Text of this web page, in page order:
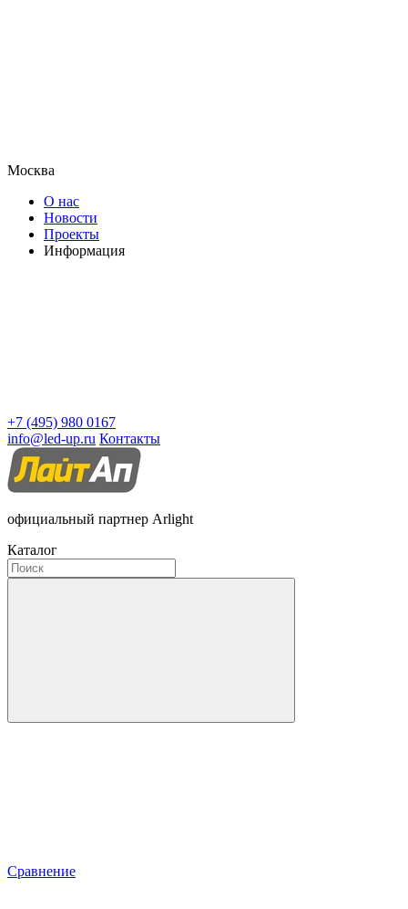
Москва
О нас
Новости
Проекты
Информация
+7 (495) 980 0167
info@led-up.ru Контакты
официальный партнер Arlight
Каталог
Сравнение